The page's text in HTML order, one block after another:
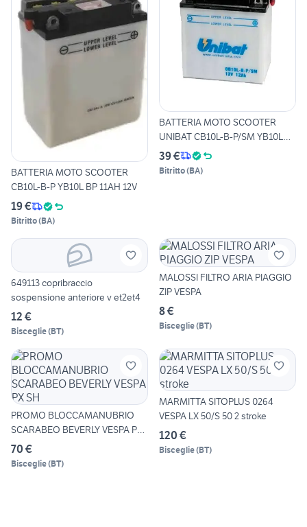
BATTERIA MOTO SCOOTER
CB10L-B-P YB10L BP 11AH 12V
19 €
Bitritto(BA)
BATTERIA MOTO SCOOTER
UNIBAT CB10L-B-P/SM YB10L
BP
39 €
Bitritto(BA)
649113 copribraccio
sospensione anteriore v et2et4
12 €
Bisceglie(BT)
MALOSSI FILTRO ARIA PIAGGIO
ZIP VESPA
8 €
Bisceglie(BT)
PROMO BLOCCAMANUBRIO
SCARABEO BEVERLY VESPA PX
SH
70 €
Bisceglie(BT)
MARMITTA SITOPLUS 0264
VESPA LX 50/S 50 2 stroke
120 €
Bisceglie(BT)